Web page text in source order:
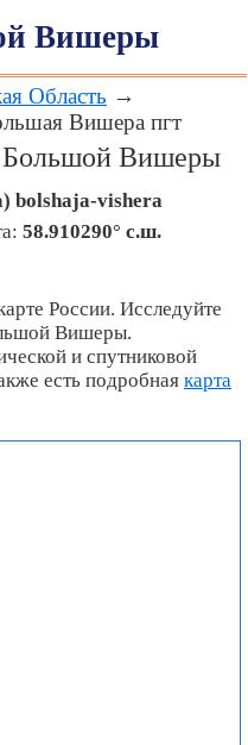
Вишеры
Область →
Вишера пгт
Большой Вишеры
bolshaja-vishera
58.910290° с.ш.
России. Исследуйте
Вишеры.
и спутниковой
есть подробная карта